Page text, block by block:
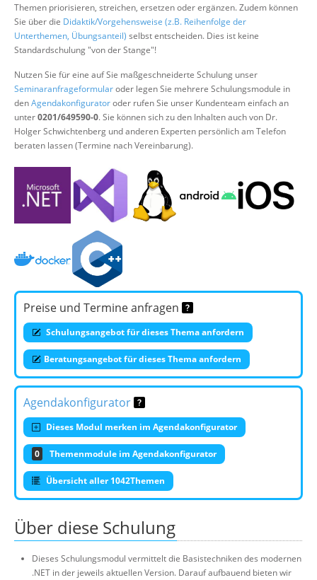
Themen priorisieren, streichen, ersetzen oder ergänzen. Zudem können
Sie über die Didaktik/Vorgehensweise (z.B. Reihenfolge der
Unterthemen, Übungsanteil) selbst entscheiden. Dies ist keine
Standardschulung "von der Stange"!
Nutzen Sie für eine auf Sie maßgeschneiderte Schulung unser
Seminaranfrageformularoder legen Sie mehrere Schulungsmodule in
denAgendakonfiguratoroder rufen Sie unser Kundenteam einfach an
unter0201/649590-0. Sie können sich zu den Inhalten auch von Dr.
Holger Schwichtenberg und anderen Experten persönlich am Telefon
beraten lassen (Termine nach Vereinbarung).
Preise und Termine anfragen
Schulungsangebot für dieses Thema anfordern
Beratungsangebot für dieses Thema anfordern
Agendakonfigurator
Dieses Modul merken im Agendakonfigurator
0 Themenmodule im Agendakonfigurator
Übersicht aller 1042Themen
Über diese Schulung
Dieses Schulungsmodul vermittelt die Basistechniken des modernen
.NET in der jeweils aktuellen Version. Darauf aufbauend bieten wir